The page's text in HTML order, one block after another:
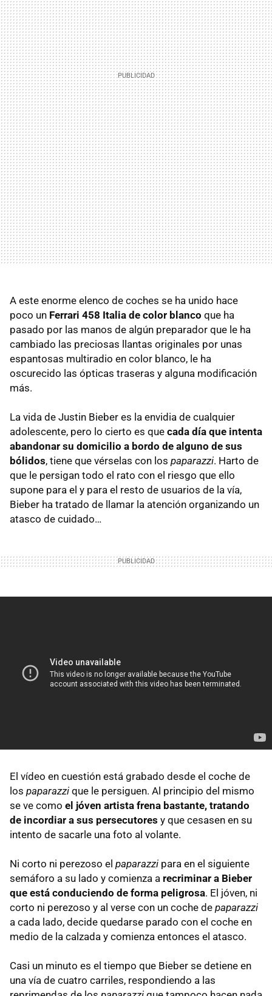
A este enorme elenco de coches se ha unido hace
poco un Ferrari 458 Italia de color blanco que ha
pasado por las manos de algún preparador que le ha
cambiado las preciosas llantas originales por unas
espantosas multiradio en color blanco, le ha
oscurecido las ópticas traseras y alguna modificación
más.
La vida de Justin Bieber es la envidia de cualquier
adolescente, pero lo cierto es que cada día que intenta
abandonar su domicilio a bordo de alguno de sus
bólidos, tiene que vérselas con los paparazzi. Harto de
que le persigan todo el rato con el riesgo que ello
supone para el y para el resto de usuarios de la vía,
Bieber ha tratado de llamar la atención organizando un
atasco de cuidado…
El vídeo en cuestión está grabado desde el coche de
los paparazzi que le persiguen. Al principio del mismo
se ve como el jóven artista frena bastante, tratando
de incordiar a sus persecutores y que cesasen en su
intento de sacarle una foto al volante.
Ni corto ni perezoso el paparazzi para en el siguiente
semáforo a su lado y comienza a recriminar a Bieber
que está conduciendo de forma peligrosa. El jóven, ni
corto ni perezoso y al verse con un coche de paparazzi
a cada lado, decide quedarse parado con el coche en
medio de la calzada y comienza entonces el atasco.
Casi un minuto es el tiempo que Bieber se detiene en
una vía de cuatro carriles, respondiendo a las